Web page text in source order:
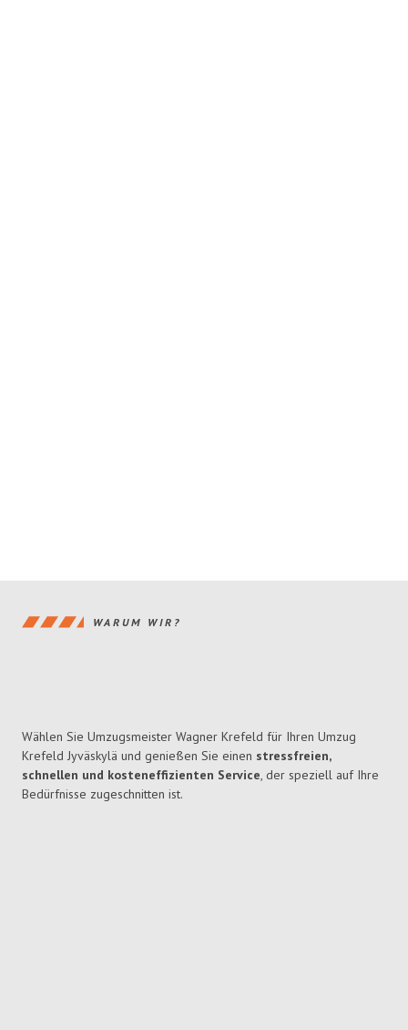
WARUM WIR?
Wählen Sie Umzugsmeister Wagner Krefeld für Ihren Umzug
Krefeld Jyväskylä und genießen Sie einen stressfreien,
schnellen und kosteneffizienten Service, der speziell auf Ihre
Bedürfnisse zugeschnitten ist.